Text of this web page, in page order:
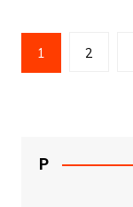
Paginação
de
1 2
P